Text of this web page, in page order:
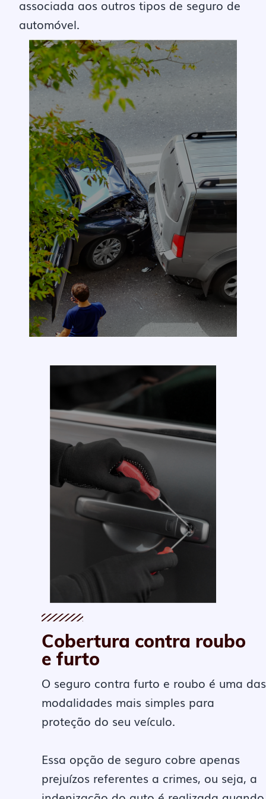
associada aos outros tipos de seguro de
automóvel.
Cobertura contra roubo
e furto
O seguro contra furto e roubo é uma das
modalidades mais simples para
proteção do seu veículo.
Essa opção de seguro cobre apenas
prejuízos referentes a crimes, ou seja, a